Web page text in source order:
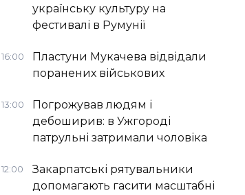
українську культуру на
фестивалі в Румунії
16:00
Пластуни Мукачева відвідали
поранених військових
13:00
Погрожував людям і
дебоширив: в Ужгороді
патрульні затримали чоловіка
12:00
Закарпатські рятувальники
допомагають гасити масштабні